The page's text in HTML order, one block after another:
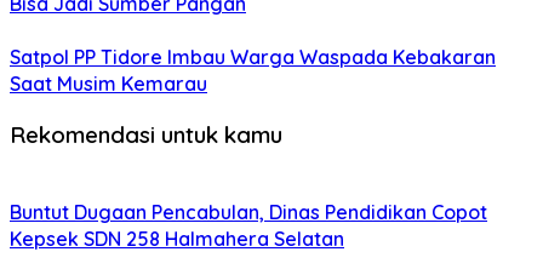
Satpol PP Tidore Imbau Warga Waspada Kebakaran
Saat Musim Kemarau
Rekomendasi untuk kamu
Buntut Dugaan Pencabulan, Dinas Pendidikan Copot
Kepsek SDN 258 Halmahera Selatan